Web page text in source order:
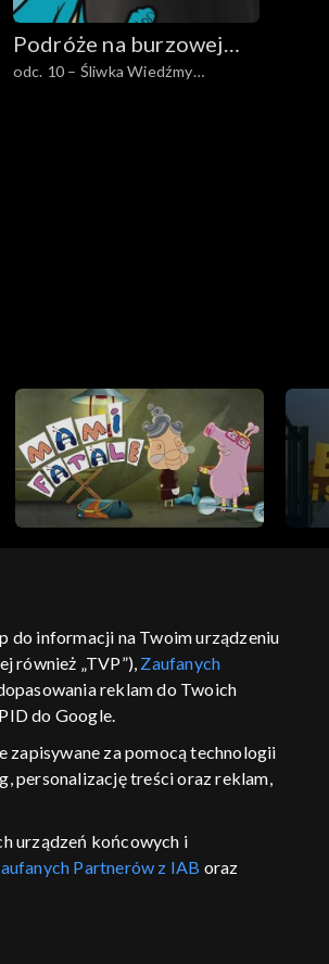
Podróże na burzowej
chmurze
odc. 10 – Śliwka Wiedźmy
usług
do informacji na Twoim urządzeniu
również „TVP”), Zaufanych
reklam do Twoich
do Google.
zapisywane za pomocą technologii
personalizację treści oraz reklam,
urządzeń końcowych i
Partnerów z IAB oraz
treści, pomiaru
zapewnienia